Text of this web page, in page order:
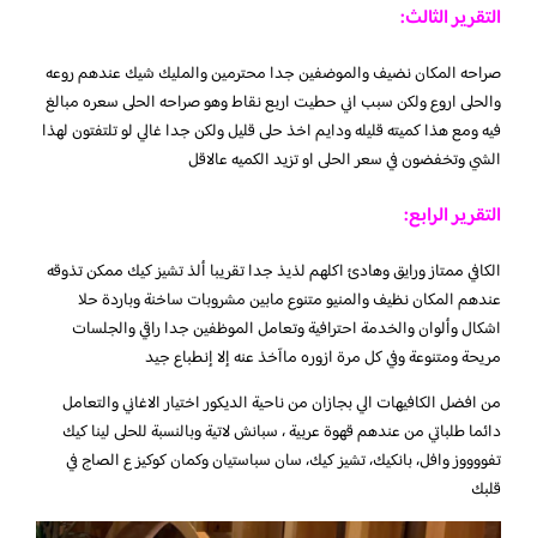
التقرير الثالث:
صراحه المكان نضيف والموضفين جدا محترمين والمليك شيك عندهم روعه
والحلى اروع ولكن سبب اني حطيت اربع نقاط وهو صراحه الحلى سعره مبالغ
فيه ومع هذا كميته قليله ودايم اخذ حلى قليل ولكن جدا غالي لو تلتفتون لهذا
الشي وتخفضون في سعر الحلى او تزيد الكميه عالاقل
التقرير الرابع:
الكافي ممتاز ورايق وهادئ اكلهم لذيذ جدا تقريبا ألذ تشيز كيك ممكن تذوقه
عندهم المكان نظيف والمنيو متنوع مابين مشروبات ساخنة وباردة حلا
اشكال وألوان والخدمة احترافية وتعامل الموظفين جدا راقي والجلسات
مريحة ومتنوعة وفي كل مرة ازوره ماآخذ عنه إلا إنطباع جيد
من افضل الكافيهات الي بجازان من ناحية الديكور اختيار الاغاني والتعامل
دائما طلباتي من عندهم قهوة عربية ، سبانش لاتية وبالنسبة للحلى لينا كيك
تفووووز وافل، بانكيك، تشيز كيك، سان سباستيان وكمان كوكيز ع الصاج في
قلبك